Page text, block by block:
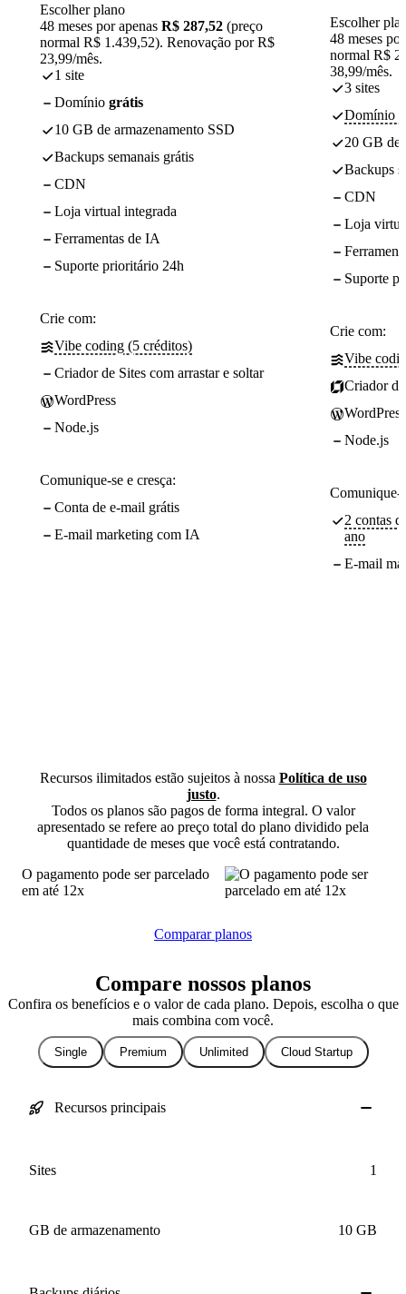
Escolher plano
48 meses por apenas R$ 287,52 (preço
normal R$ 1.439,52). Renovação por R$
23,99/mês.
1 site
Domínio grátis
10 GB de armazenamento SSD
Backups semanais grátis
CDN
Loja virtual integrada
Ferramentas de IA
Suporte prioritário 24h
Crie com:
Vibe coding (5 créditos)
Criador de Sites com arrastar e soltar
WordPress
Node.js
Comunique-se e cresça:
Conta de e-mail grátis
E-mail marketing com IA
Escolher
48 meses
normal R$
38,99/mês.
3 sites
Domínio -
20 GB de
Backups
CDN
Loja
Suporte
Crie com:
Vibe
Criador
WordPress
Node.js
Comunique-
2 contas
ano
E-mail
Recursos ilimitados estão sujeitos à nossa Política de uso
justo.
Todos os planos são pagos de forma integral. O valor
apresentado se refere ao preço total do plano dividido pela
quantidade de meses que você está contratando.
O pagamento pode ser parcelado
em até 12x
Comparar planos
Compare nossos planos
Confira os benefícios e o valor de cada plano. Depois, escolha o que
mais combina com você.
Single Premium Unlimited Cloud Startup
Recursos principais
Sites 1
GB de armazenamento 10 GB